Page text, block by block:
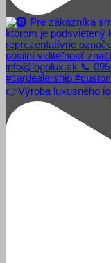
👉Výroba luxusného